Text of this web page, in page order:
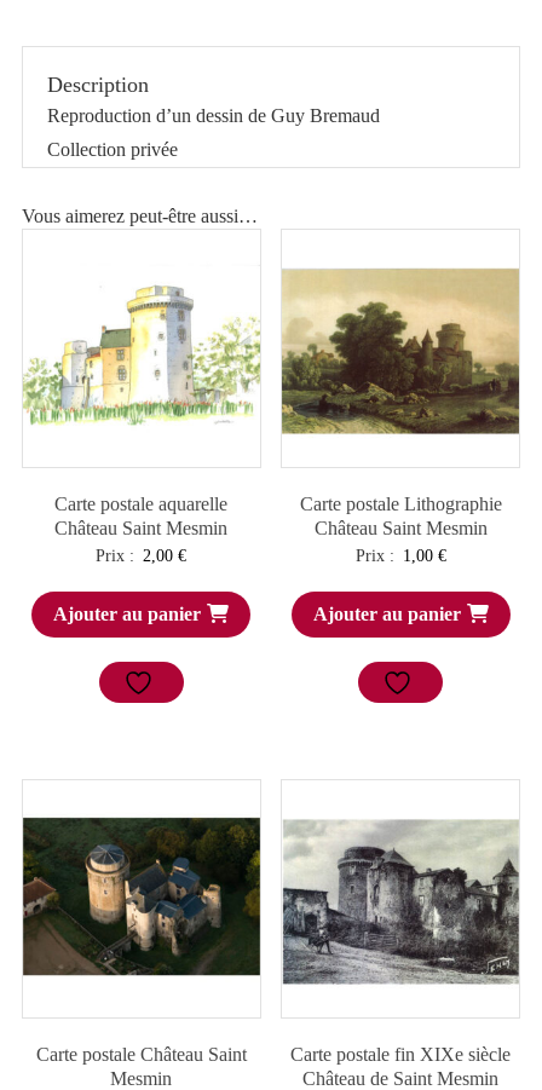
Dessin
Château
Saint
Description
Reproduction d’un dessin de Guy Bremaud
Collection privée
Vous aimerez peut-être aussi…
Carte postale aquarelle
Château Saint Mesmin
Prix : 2,00€
Ajouter au panier
Carte postale Lithographie
Château Saint Mesmin
Prix : 1,00 €
Ajouter au panier
Carte postale Château Saint
Mesmin
Carte postale fin XIXe siècle
Château de Saint Mesmin